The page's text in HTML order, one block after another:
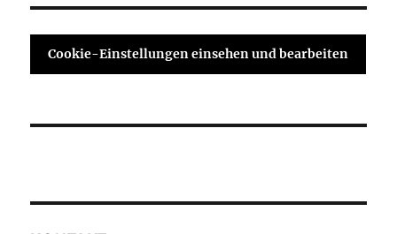
Cookie-Einstellungen einsehen und bearbeiten